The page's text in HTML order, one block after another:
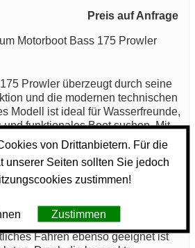
Preis auf Anfrage
Motorboot Bass 175 Prowler
Prowler überzeugt durch seine
und die modernen technischen
Modell ist ideal für Wasserfreunde,
funktionales Boot suchen. Mit
45 Litern bietet die Bass 175
ständige Tankstopps.
von 75 PS. Diese
starke Leistung und effiziente
Fahren ebenso geeignet ist
von Drittanbietern. Für die
unserer Seiten sollten Sie jedoch
zustimmen!
Zustimmen